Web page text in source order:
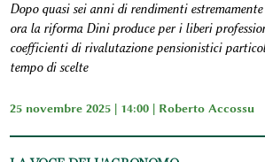
Dopo quasi sei anni di rendimenti
ora la riforma Dini produce per i liberi
coefficienti di rivalutazione pensionistici
tempo di scelte
25 novembre 2025 | 14:00 | Roberto Accossu